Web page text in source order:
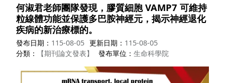
何淑君老師團隊發現，膠質細胞 VAMP7 可維持
粒線體功能並保護多巴胺神經元，揭示神經退化
疾病的新治療標的。
發布日期 115-08-05 更新日期
115-08-05
分類
【期刊論文發表】 發布單位 生命科學院